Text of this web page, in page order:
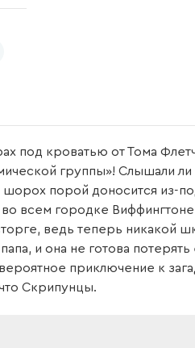
под кроватью от Тома
группы»! Слышали ли
порой доносится из-
всем городке
ведь теперь никакой
и она не готова
приключение к
Скрипунцы.